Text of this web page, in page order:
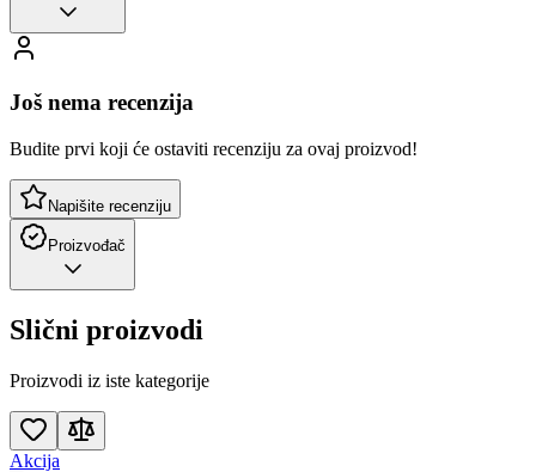
Još nema recenzija
Budite prvi koji će ostaviti recenziju za ovaj proizvod!
Napišite recenziju
Proizvođač
Slični proizvodi
Proizvodi iz iste kategorije
Akcija